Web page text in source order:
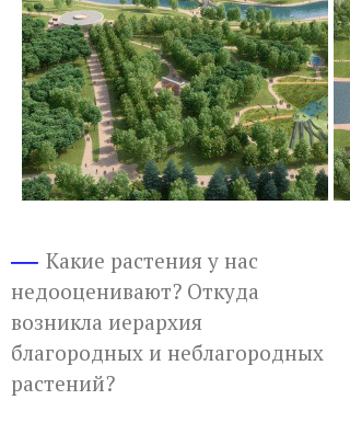
Какие растения у нас
недооценивают? Откуда
возникла иерархия
благородных и неблагородных
растений?